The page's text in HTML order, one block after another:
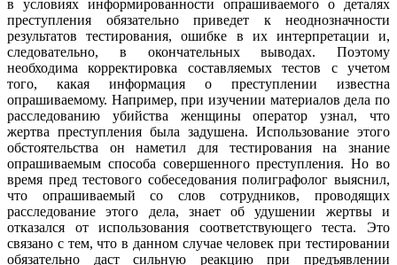
в условиях информированности опрашиваемого о деталях
преступления обязательно приведет к неоднозначности
результатов тестирования, ошибке в их интерпретации и,
следовательно, в окончательных выводах. Поэтому
необходима корректировка составляемых тестов с учетом
того, какая информация о преступлении известна
опрашиваемому. Например, при изучении материалов дела по
расследованию убийства женщины оператор узнал, что
жертва преступления была задушена. Использование этого
обстоятельства он наметил для тестирования на знание
опрашиваемым способа совершенного преступления. Но во
время пред тестового собеседования полиграфолог выяснил,
что опрашиваемый со слов сотрудников, проводящих
расследование этого дела, знает об удушении жертвы и
отказался от использования соответствующего теста. Это
связано с тем, что в данном случае человек при тестировании
обязательно даст сильную реакцию при предъявлении